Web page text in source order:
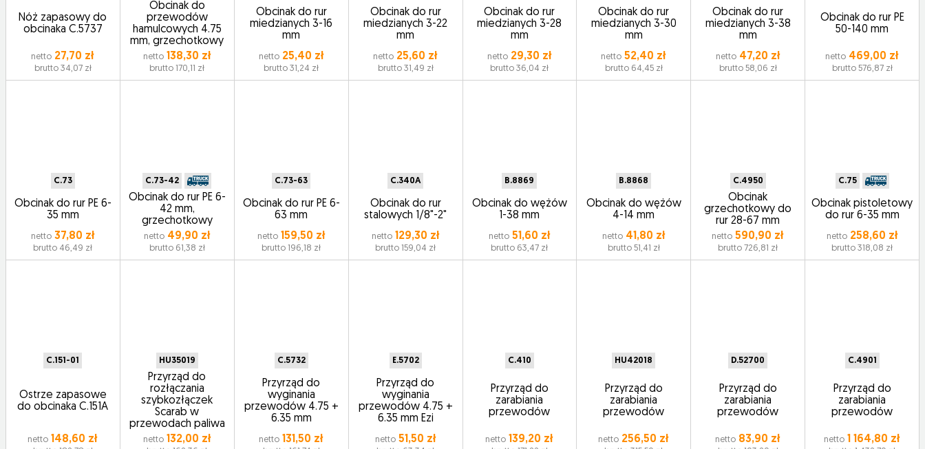
Nóż zapasowy do
obcinaka C.5737
netto 27,70 zł
brutto 34,07 zł
Obcinak do
przewodów
hamulcowych 4.75
mm, grzechotkowy
netto138,30 zł
brutto 170,11 zł
Obcinak do rur
miedzianych 3-16
mm
netto25,40 zł
brutto 31,24 zł
Obcinak do rur
miedzianych 3-22
mm
netto 25,60 zł
brutto 31,49 zł
Obcinak do rur
miedzianych 3-28
mm
netto29,30 zł
brutto 36,04 zł
Obcinak do rur
miedzianych 3-30
mm
netto 52,40 zł
brutto 64,45 zł
Obcinak do rur
miedzianych 3-38
mm
netto47,20 zł
brutto 58,06 zł
Obcinak do rur PE
50-140 mm
netto 469,00 zł
brutto 576,87 zł
C.73
Obcinak do rur PE 6-
35 mm
netto37,80 zł
brutto 46,49 zł
C.73-42
Obcinak do rur PE 6-
42 mm,
grzechotkowy
netto49,90 zł
brutto 61,38 zł
C.73-63
Obcinak do rur PE 6-
63 mm
netto159,50 zł
brutto 196,18 zł
C.340A
Obcinak do rur
stalowych 1/8"-2"
netto129,30 zł
brutto 159,04 zł
B.8869
Obcinak do wężów
1-38 mm
netto51,60 zł
brutto 63,47 zł
B.8868
Obcinak do wężów
4-14 mm
netto41,80 zł
brutto 51,41 zł
C.4950
Obcinak
grzechotkowy do
rur 28-67 mm
netto 590,90 zł
brutto 726,81 zł
C.75
Obcinak pistoletowy
do rur 6-35 mm
netto258,60 zł
brutto 318,08 zł
C.151-01
Ostrze zapasowe
do obcinaka C.151A
netto 148,60 zł
HU35019
Przyrząd do
rozłączania
szybkozłączek
Scarab w
przewodach paliwa
netto132,00 zł
C.5732
Przyrząd do
wyginania
przewodów 4.75 +
6.35 mm
netto 131,50 zł
E.5702
Przyrząd do
wyginania
przewodów 4.75 +
6.35 mm Ezi
netto51,50 zł
C.410
Przyrząd do
zarabiania
przewodów
netto 139,20 zł
HU42018
Przyrząd do
zarabiania
przewodów
netto 256,50 zł
D.52700
Przyrząd do
zarabiania
przewodów
netto 83,90 zł
C.4901
Przyrząd do
zarabiania
przewodów
netto 1 164,80 zł